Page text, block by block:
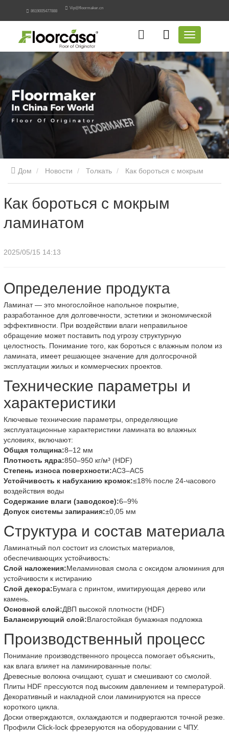
8619005477888
Vip@floormaker.cn
Дом Новости Толкать
Как бороться с мокрым
ламинатом
2025/05/15 14:13
Определение продукта
Ламинат — это многослойное напольное покрытие,
разработанное для долговечности, эстетики и экономической
эффективности. При воздействии влаги неправильное
обращение может поставить под угрозу структурную
целостность. Понимание того, как бороться с влажным полом из
ламината, имеет решающее значение для долгосрочной
эксплуатации жилых и коммерческих проектов.
Технические параметры и
характеристики
Ключевые технические параметры, определяющие
эксплуатационные характеристики ламината во влажных
условиях, включают:
Общая толщина:8–12 мм
Плотность ядра:850–950 кг/м³ (HDF)
Степень износа поверхности:AC3–AC5
Устойчивость к набуханию кромок:≤18% после 24-часового
воздействия воды
Содержание влаги (заводское):6–9%
Допуск системы запирания:±0,05 мм
Структура и состав материала
Ламинатный пол состоит из слоистых материалов,
обеспечивающих устойчивость:
Слой наложения:Меламиновая смола с оксидом алюминия для
устойчивости к истиранию
Слой декора:Бумага с принтом, имитирующая дерево или
камень.
Основной слой:ДВП высокой плотности (HDF)
Балансирующий слой:Влагостойкая бумажная подложка
Производственный процесс
Понимание производственного процесса помогает объяснить,
как влага влияет на ламинированные полы:
Древесные волокна очищают, сушат и смешивают со смолой.
Плиты HDF прессуются под высоким давлением и температурой.
Декоративный и накладной слои ламинируются на прессе
короткого цикла.
Доски отверждаются, охлаждаются и подвергаются точной резке.
Профили Click-lock фрезеруются на оборудовании с ЧПУ.